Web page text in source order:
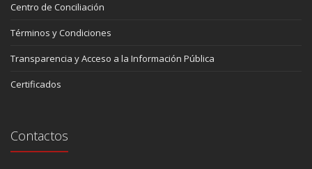
Centro de Conciliación
Términos y Condiciones
Transparencia y Acceso a la Información Pública
Certificados
Contactos